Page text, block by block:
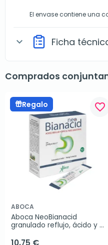
El envase contiene una
expand_more Ficha
Comprados
Regalo favorite_border
ABOCA
Aboca NeoBianacid
granulado reflujo, ácido y
sobres
10,75 €